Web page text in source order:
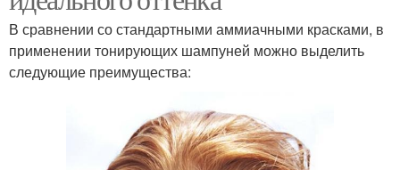
В сравнении со стандартными аммиачными красками, в
применении тонирующих шампуней можно выделить
следующие преимущества: